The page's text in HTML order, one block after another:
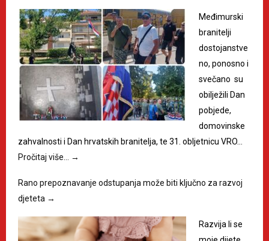
Međimurski
branitelji
dostojanstve
no, ponosno i
svečano su
obilježili Dan
pobjede,
domovinske
zahvalnosti i Dan hrvatskih branitelja, te 31. obljetnicu VRO…
Pročitaj više…
→
Rano prepoznavanje odstupanja može biti ključno za razvoj
djeteta →
Razvija li se